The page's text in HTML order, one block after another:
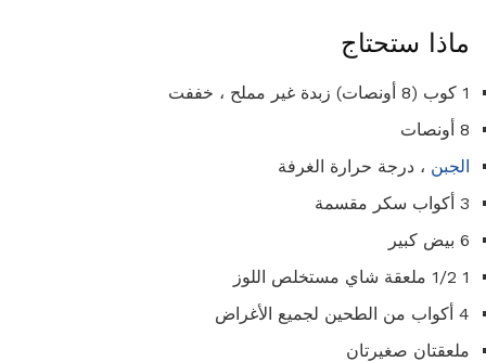
ماذا ستحتاج
1 كوب (8 أونصات) زبدة غير مملح ، خففت
8 أونصات
الجبن ، درجة حرارة الغرفة
3 أكواب سكر مقسمة
6 بيض كبير
1 1/2 ملعقة شاي مستخلص اللوز
4 أكواب من الطحين لجميع الأغراض
ملعقتان صغيرتان